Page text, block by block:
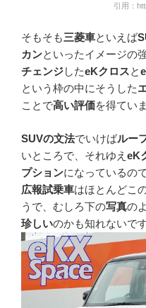
引用：
そもそも三菱車といえば
カンといったイメージの
チェンジしたeKクロスと
という枠の中にそうした
ことで高い評価を得てい
SUVの文法でいけばルー
いところで、それゆえ eK
プションになっているの
広報試乗車はほとんどこ
うで、むしろ下の写真の
珍しいのかも知れないです